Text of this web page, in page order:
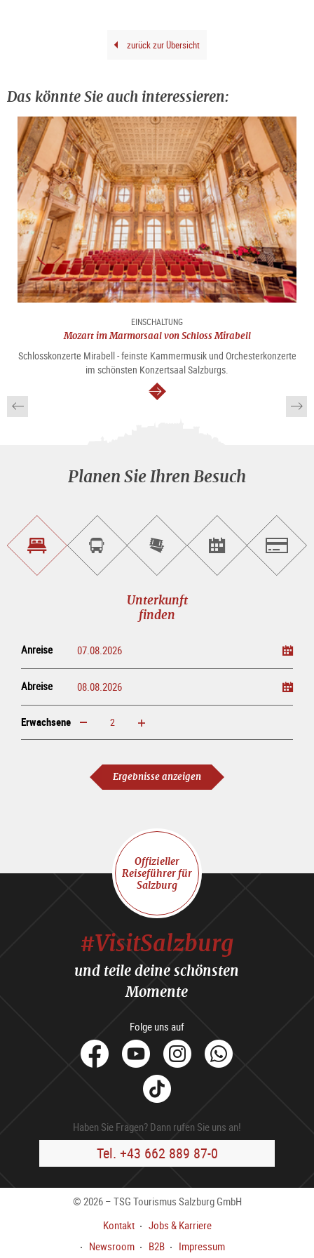
zurück zur Übersicht
Das könnte Sie auch interessieren:
EINSCHALTUNG
Mozart im Marmorsaal von Schloss Mirabell
Schlosskonzerte Mirabell - feinste Kammermusik und Orchesterkonzerte
im schönsten Konzertsaal Salzburgs.
weiter
Planen Sie Ihren Besuch
Unterkunft<br>findenSightseeing<br>Tour
buchen
Tickets
online<br>kaufen
Events<br>finden
Unterkunft
finden
Anreise
Abreise
Erwachsene erhöhen verringern
Ergebnisse anzeigen
Offizieller
Reiseführer für
Salzburg
#VisitSalzburg
und teile deine schönsten
Momente
Folge uns auf
facebook
YoutubeInstagram
Tik
Tok
Haben Sie Fragen? Dann rufen Sie uns an!
Tel. +43 662 889 87-0
© 2026 – TSG Tourismus Salzburg GmbH
Kontakt
Jobs & Karriere
Newsroom
B2B Impressum